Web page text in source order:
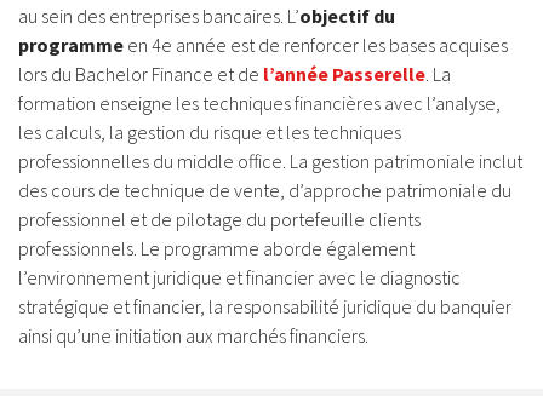
au sein des entreprises bancaires. L’objectif du
programme en 4e année est de renforcer les bases acquises
lors du Bachelor Finance et de l’année Passerelle . La
formation enseigne les techniques financières avec l’analyse,
les calculs, la gestion du risque et les techniques
professionnelles du middle office. La gestion patrimoniale inclut
des cours de technique de vente, d’approche patrimoniale du
professionnel et de pilotage du portefeuille clients
professionnels. Le programme aborde également
l’environnement juridique et financier avec le diagnostic
stratégique et financier, la responsabilité juridique du banquier
ainsi qu’une initiation aux marchés financiers.